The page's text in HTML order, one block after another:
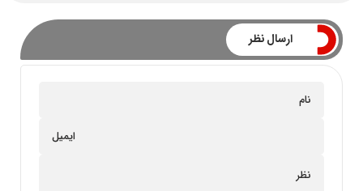
ارسال نظر